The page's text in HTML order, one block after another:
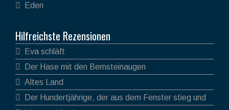
Eden
Hilfreichste Rezensionen
Eva schläft
Der Hase mit den Bernsteinaugen
Altes Land
Der Hundertjährige, der aus dem Fenster stieg und